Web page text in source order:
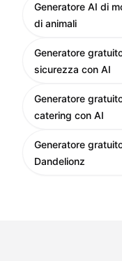
Generatore AI di
di animali
Generatore
sicurezza con AI
Generatore
catering con AI
Generatore
Dandelionz